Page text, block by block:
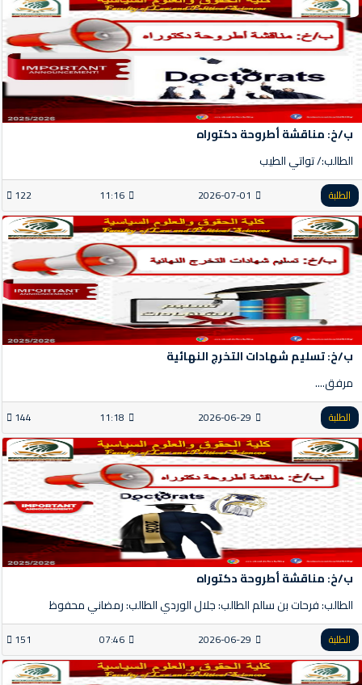
ب/خ: مناقشة أطروحة دكتوراه
الطالب:/ تواتي الطيب
الطلبة 2026-07-01
11:16
122
ب/خ: تسليم شهادات التخرج النهائية
مرفق....
الطلبة 2026-06-29
11:18
144
ب/خ: مناقشة أطروحة دكتوراه
الطالب: فرحات بن سالم الطالب: جلال الوردي الطالب: رمضاني محفوظ
الطلبة 2026-06-29
07:46
151